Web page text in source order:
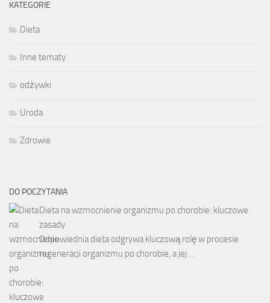
KATEGORIE
Dieta
Inne tematy
odżywki
Uroda
Zdrowie
DO POCZYTANIA
Dieta na wzmocnienie organizmu po chorobie: kluczowe
zasady
Odpowiednia dieta odgrywa kluczową rolę w procesie
regeneracji organizmu po chorobie, a jej …